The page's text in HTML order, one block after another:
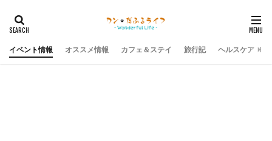
イベント情報 オススメ情報 カフェ＆ステイ 旅行記 ヘルスケア